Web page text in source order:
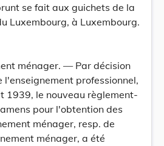
se fait aux guichets de la
Luxembourg, à Luxembourg.
ménager. — Par décision
l'enseignement professionnel,
1939, le nouveau règlement-
pour l'obtention des
ménager, resp. de
ménager, a été